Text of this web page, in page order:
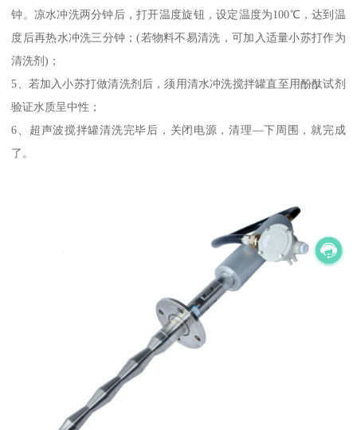
钟。凉水冲洗两分钟后，打开温度旋钮，设定温度为100℃，达到温
度后再热水冲洗三分钟；(若物料不易清洗，可加入适量小苏打作为
清洗剂)；
5、若加入小苏打做清洗剂后，须用清水冲洗搅拌罐直至用酚酞试剂
验证水质呈中性；
6、超声波搅拌罐清洗完毕后，关闭电源，清理—下周围，就完成
了。